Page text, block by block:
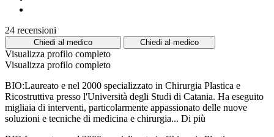
24 recensioni
Chiedi al medico Chiedi al medico
Visualizza profilo completo
Visualizza profilo completo
BIO:Laureato e nel 2000 specializzato in Chirurgia Plastica e
Ricostruttiva presso l'Università degli Studi di Catania. Ha eseguito
migliaia di interventi, particolarmente appassionato delle nuove
soluzioni e tecniche di medicina e chirurgia... Di più